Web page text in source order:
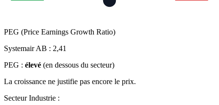
PEG (Price Earnings Growth Ratio)
Systemair AB : 2,41
PEG : élevé (en dessous du secteur)
La croissance ne justifie pas encore le prix.
Secteur Industrie :